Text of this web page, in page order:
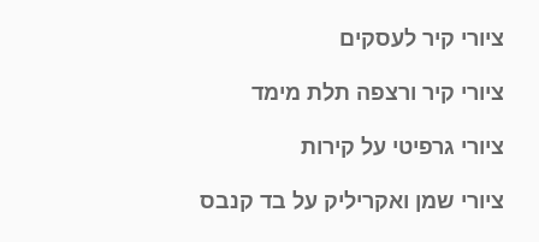
ציורי קיר לעסקים
ציורי קיר ורצפה תלת מימד
ציורי גרפיטי על קירות
ציורי שמן ואקריליק על בד קנבס